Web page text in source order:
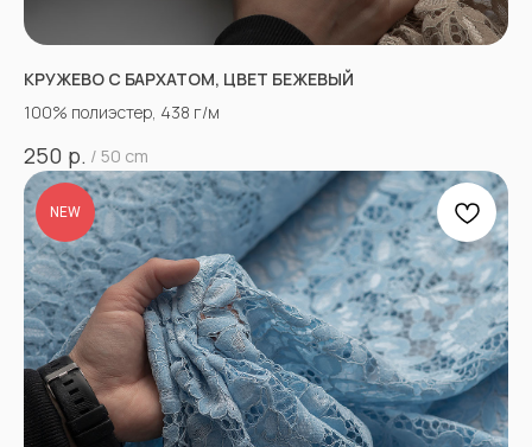
КРУЖЕВО С БАРХАТОМ, ЦВЕТ БЕЖЕВЫЙ
100% полиэстер, 438 г/м
250 р. / 50 cm
NEW